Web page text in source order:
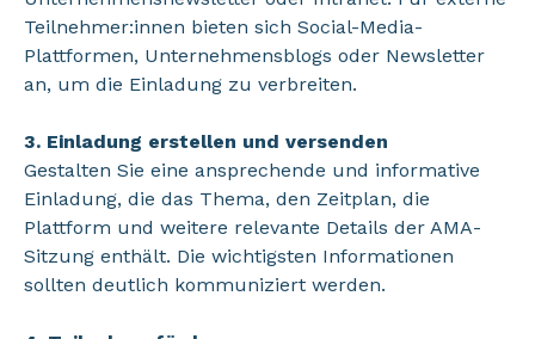
Teilnehmer:innen bieten sich Social-Media-
Plattformen, Unternehmensblogs oder Newsletter
an, um die Einladung zu verbreiten.
3. Einladung erstellen und versenden
Gestalten Sie eine ansprechende und informative
Einladung, die das Thema, den Zeitplan, die
Plattform und weitere relevante Details der AMA-
Sitzung enthält. Die wichtigsten Informationen
sollten deutlich kommuniziert werden.